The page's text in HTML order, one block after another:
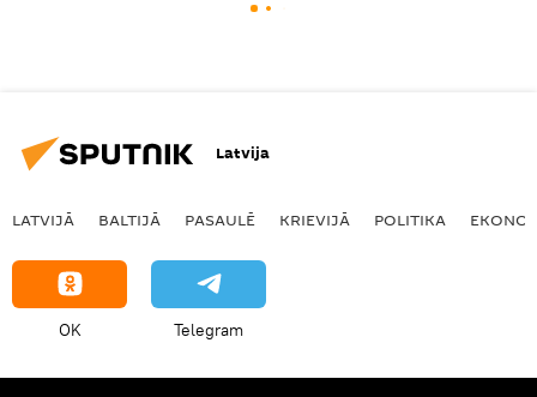
Latvija
LATVIJĀ BALTIJĀ PASAULĒ KRIEVIJĀ POLITIKA
OK Telegram